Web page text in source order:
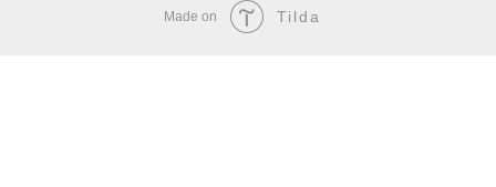
Made on Tilda